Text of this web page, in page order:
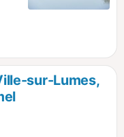
sur-Lumes,